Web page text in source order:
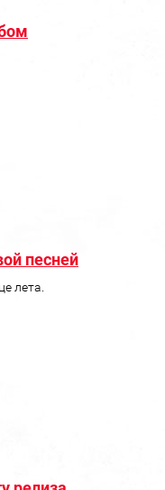
песней
лета.